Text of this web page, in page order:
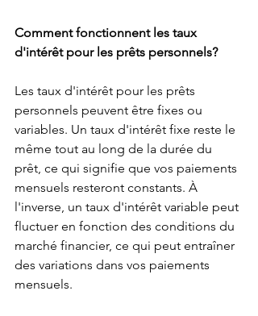
Comment fonctionnent les taux
d'intérêt pour les prêts personnels?
Les taux d'intérêt pour les prêts
personnels peuvent être fixes ou
variables. Un taux d'intérêt fixe reste le
même tout au long de la durée du
prêt, ce qui signifie que vos paiements
mensuels resteront constants. À
l'inverse, un taux d'intérêt variable peut
fluctuer en fonction des conditions du
marché financier, ce qui peut entraîner
des variations dans vos paiements
mensuels.